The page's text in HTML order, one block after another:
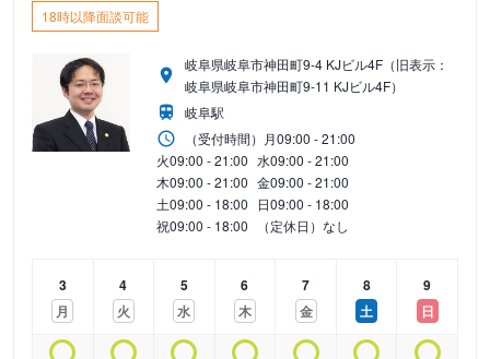
18時以降面談可能
岐阜県岐阜市神田町9-4 KJビル4F（旧表示：
岐阜県岐阜市神田町9-11 KJビル4F）
岐阜駅
（受付時間） 月09:00 - 21:00
火09:00 - 21:00 水09:00 - 21:00
木09:00 - 21:00 金09:00 - 21:00
土09:00 - 18:00 日09:00 - 18:00
祝09:00 - 18:00 （定休日）なし
3
月
4
火
5
水
6
木
7
金
8
土
9
日